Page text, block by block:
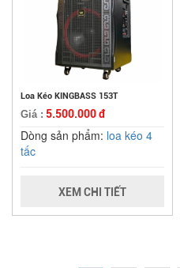
Loa Kéo KINGBASS 153T
Giá : 5.500.000 đ
Dòng sản phẩm: loa kéo 4
tấc
XEM CHI TIẾT